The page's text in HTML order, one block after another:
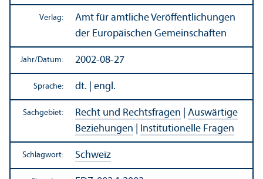
Verlag:
Amt für amtliche Veröffentlichungen
der Europäischen Gemeinschaften
Jahr/Datum: 2002-08-27
Sprache: dt. | engl.
Sachgebiet: Recht und Rechts­fragen
Auswärtige
Beziehungen
Institutionelle Fragen
Schlagwort: Schweiz